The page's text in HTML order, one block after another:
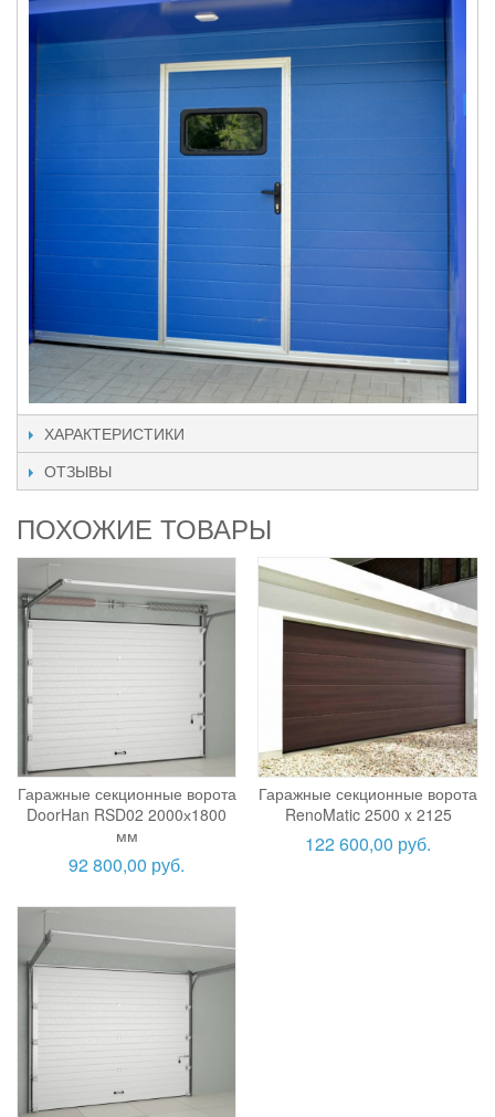
ХАРАКТЕРИСТИКИ
ОТЗЫВЫ
ПОХОЖИЕ ТОВАРЫ
Гаражные секционные ворота
DoorHan RSD02 2000х1800
мм
92 800,00 руб.
Гаражные секционные ворота
RenoMatic 2500 x 2125
122 600,00 руб.